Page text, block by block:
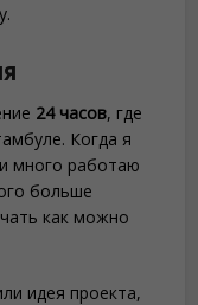
24 часов, где
Когда я
много работаю
больше
как можно
идея проекта,